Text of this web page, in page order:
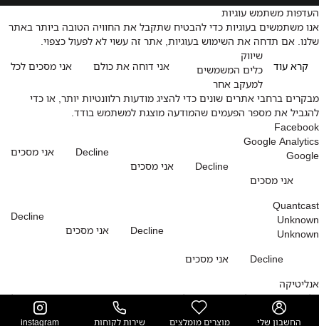
החשבון שלי מוצרים מומלצים שירות לקוחות instagram
העדפות משתמש עוגיות
אנו משתמשים בעוגיות כדי להבטיח שתקבל את החוויה הטובה ביותר באתר
שלנו. אם תדחה את השימוש בעוגיות, אתר זה עשוי לא לפעול כצפוי.
אני מסכים לכל
אני דוחה את כולם קרא עוד
שיווק
כלים המשמשים
למעקב אחר
מבקרים ברחבי אתרים שונים כדי להציג מודעות רלוונטיות יותר, או כדי
להגביל את מספר הפעמים שהמודעה מוצגת למשתמש בודד.
Facebook
אני מסכים
Decline
Google Analytics
אני מסכים
Decline
Google
אני מסכים
Decline
Quantcast
אני מסכים
Decline
Unknown
Unknown
אני מסכים
Decline
אנליטיקה
כלים המשמשים לאיסוף מידע על האופן שבו מבקרים משתמשים באתר שלנו,
לדוגמה, אילו דפים מבקרים הכי הרבה ואילו הודעות שגיאה מתקבלות.